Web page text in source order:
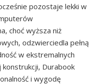
pozostaje lekki w
choć wyższa niż
odzwierciedla pełną
w ekstremalnych
konstrukcji, Durabook
i wygodę